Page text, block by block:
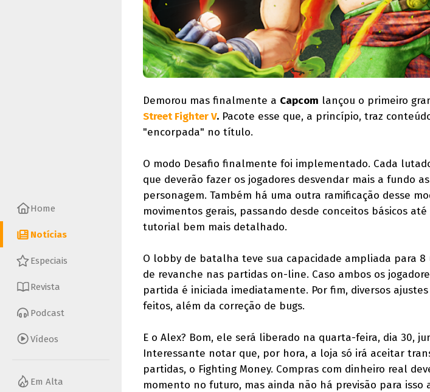
Home
Notícias
Especiais
Revista
Podcast
Vídeos
Em Alta
Demorou mas finalmente a Capcom lançou o primeiro
Street Fighter V. Pacote esse que, a princípio, traz
"encorpada" no título.
O modo Desafio finalmente foi implementado. Cada
que deverão fazer os jogadores desvendar mais a fundo
personagem. Também há uma outra ramificação desse
movimentos gerais, passando desde conceitos básicos
tutorial bem mais detalhado.
O lobby de batalha teve sua capacidade ampliada para 8
de revanche nas partidas on-line. Caso ambos os
partida é iniciada imediatamente. Por fim, diversos
feitos, além da correção de bugs.
E o Alex? Bom, ele será liberado na quarta-feira, dia 30,
Interessante notar que, por hora, a loja só irá aceitar
partidas, o Fighting Money. Compras com dinheiro real
momento no futuro, mas ainda não há previsão para isso